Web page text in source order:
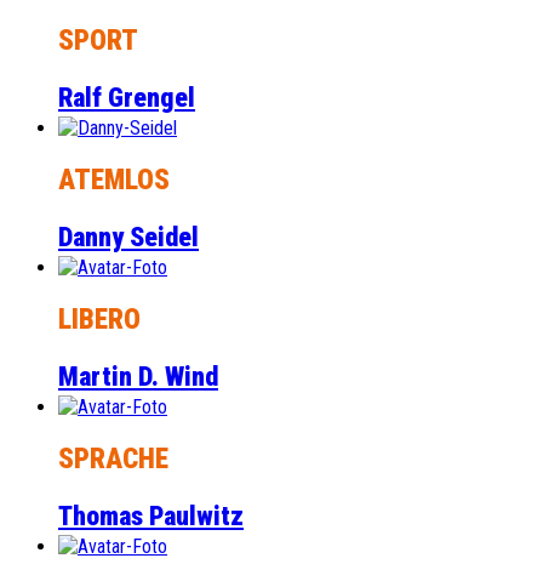
SPORT
Ralf Grengel
ATEMLOS
Danny Seidel
LIBERO
Martin D. Wind
SPRACHE
Thomas Paulwitz